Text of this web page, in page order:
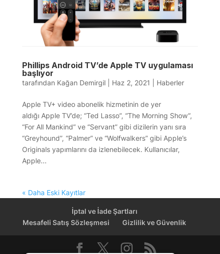
Phillips Android TV’de Apple TV uygulaması
başlıyor
tarafından Kağan Demirgil| Haz 2, 2021 Haberler
Apple TV+ video abonelik hizmetinin de yer
aldığı Apple TV’de; “Ted Lasso”, “The Morning Show”,
“For All Mankind” ve “Servant” gibi dizilerin yanı sıra
“Greyhound”, “Palmer” ve “Wolfwalkers” gibi Apple’s
Originals yapımlarını da izlenebilecek. Kullanıcılar,
Apple...
« Daha Eski Kayıtlar
İptal ve İade Şartları
Mesafeli Satış Sözleşmesi
Gizlilik ve Güvenlik